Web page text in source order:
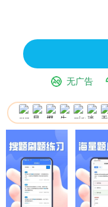
无广告